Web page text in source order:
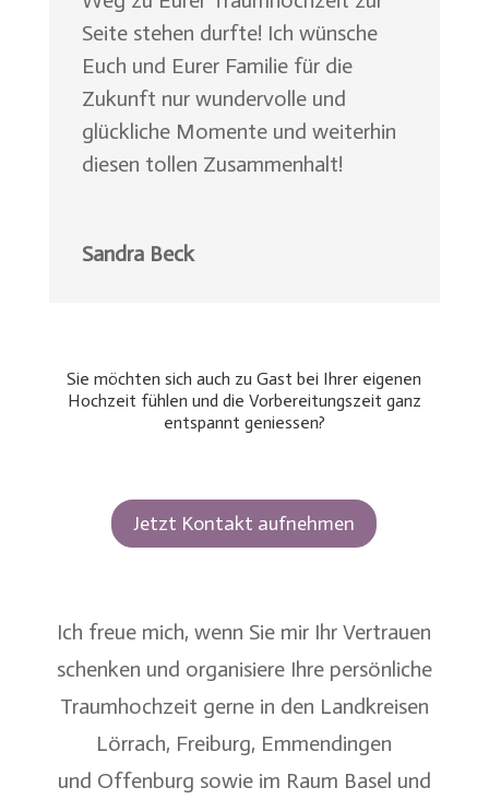
Seite stehen durfte! Ich wünsche
Euch und Eurer Familie für die
Zukunft nur wundervolle und
glückliche Momente und weiterhin
diesen tollen Zusammenhalt!
Sandra Beck
Sie möchten sich auch zu Gast bei Ihrer eigenen
Hochzeit fühlen und die Vorbereitungszeit ganz
entspannt geniessen?
Jetzt Kontakt aufnehmen
Ich freue mich, wenn Sie mir Ihr Vertrauen
schenken und organisiere Ihre persönliche
Traumhochzeit gerne in den Landkreisen
Lörrach, Freiburg, Emmendingen
und Offenburg sowie im Raum Basel und